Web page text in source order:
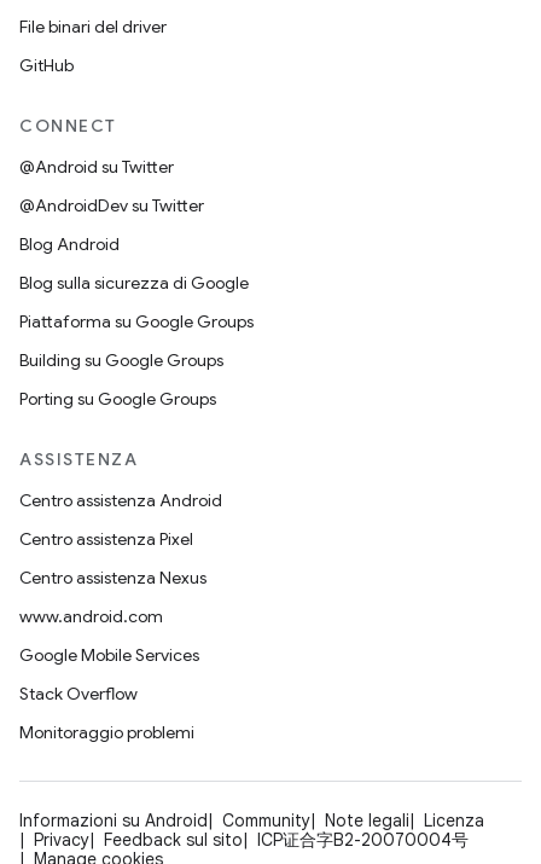
File binari del driver
GitHub
CONNECT
@Android su Twitter
@AndroidDev su Twitter
Blog Android
Blog sulla sicurezza di Google
Piattaforma su Google Groups
Building su Google Groups
Porting su Google Groups
ASSISTENZA
Centro assistenza Android
Centro assistenza Pixel
Centro assistenza Nexus
www.android.com
Google Mobile Services
Stack Overflow
Monitoraggio problemi
Informazioni su Android Community Note legali
Licenza
Privacy
Feedback sul sito
ICP证合字B2-20070004号
Manage cookies